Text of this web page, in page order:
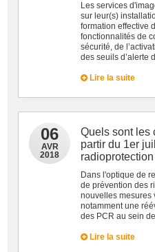
Les services
sur leur(s)
formation effective
fonctionnalités de
sécurité, de
des seuils d’alerte
Lire la suite
06
AVR
2018
Quels sont les
partir du 1er
Dans l'optique de
de prévention des
nouvelles mesures
notamment une
des PCR au sein
Lire la suite